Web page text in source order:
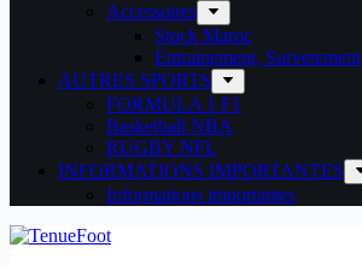
Accessoires
Stock Maroc
Entrainement, Survetement
AUTRES SPORTS
FORMULA 1 F1
Basketball NBA
RUGBY NFL
INFORMATIONS IMPORTANTES
Informations importantes